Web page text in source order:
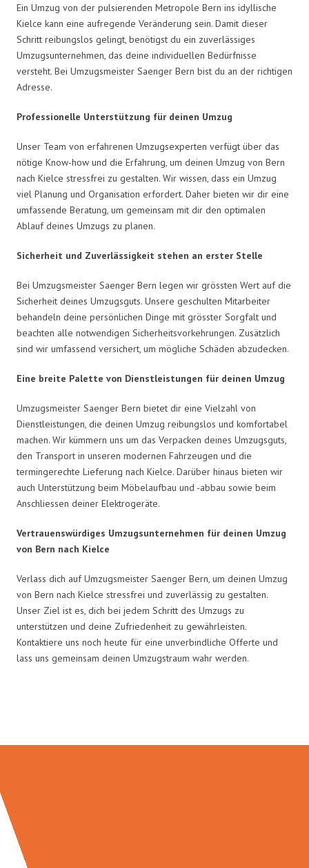
Ein Umzug von der pulsierenden Metropole Bern ins idyllische
Kielce kann eine aufregende Veränderung sein. Damit dieser
Schritt reibungslos gelingt, benötigst du ein zuverlässiges
Umzugsunternehmen, das deine individuellen Bedürfnisse
versteht. Bei Umzugsmeister Saenger Bern bist du an der richtigen
Adresse.
Professionelle Unterstützung für deinen Umzug
Unser Team von erfahrenen Umzugsexperten verfügt über das
nötige Know-how und die Erfahrung, um deinen Umzug von Bern
nach Kielce stressfrei zu gestalten. Wir wissen, dass ein Umzug
viel Planung und Organisation erfordert. Daher bieten wir dir eine
umfassende Beratung, um gemeinsam mit dir den optimalen
Ablauf deines Umzugs zu planen.
Sicherheit und Zuverlässigkeit stehen an erster Stelle
Bei Umzugsmeister Saenger Bern legen wir grössten Wert auf die
Sicherheit deines Umzugsguts. Unsere geschulten Mitarbeiter
behandeln deine persönlichen Dinge mit grösster Sorgfalt und
beachten alle notwendigen Sicherheitsvorkehrungen. Zusätzlich
sind wir umfassend versichert, um mögliche Schäden abzudecken.
Eine breite Palette von Dienstleistungen für deinen Umzug
Umzugsmeister Saenger Bern bietet dir eine Vielzahl von
Dienstleistungen, die deinen Umzug reibungslos und komfortabel
machen. Wir kümmern uns um das Verpacken deines Umzugsguts,
den Transport in unseren modernen Fahrzeugen und die
termingerechte Lieferung nach Kielce. Darüber hinaus bieten wir
auch Unterstützung beim Möbelaufbau und -abbau sowie beim
Anschliessen deiner Elektrogeräte.
Vertrauenswürdiges Umzugsunternehmen für deinen Umzug
von Bern nach Kielce
Verlass dich auf Umzugsmeister Saenger Bern, um deinen Umzug
von Bern nach Kielce stressfrei und zuverlässig zu gestalten.
Unser Ziel ist es, dich bei jedem Schritt des Umzugs zu
unterstützen und deine Zufriedenheit zu gewährleisten.
Kontaktiere uns noch heute für eine unverbindliche Offerte und
lass uns gemeinsam deinen Umzugstraum wahr werden.